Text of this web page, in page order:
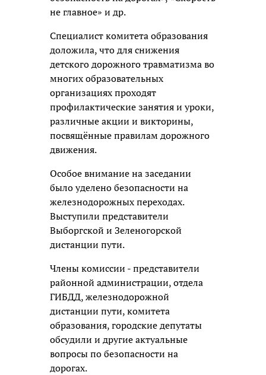
не главное» и др.
Специалист комитета образования
доложила, что для снижения
детского дорожного травматизма во
многих образовательных
организациях проходят
профилактические занятия и уроки,
различные акции и викторины,
посвящённые правилам дорожного
движения.
Особое внимание на заседании
было уделено безопасности на
железнодорожных переходах.
Выступили представители
Выборгской и Зеленогорской
дистанции пути.
Члены комиссии - представители
районной администрации, отдела
ГИБДД, железнодорожной
дистанции пути, комитета
образования, городские депутаты
обсудили и другие актуальные
вопросы по безопасности на
дорогах.